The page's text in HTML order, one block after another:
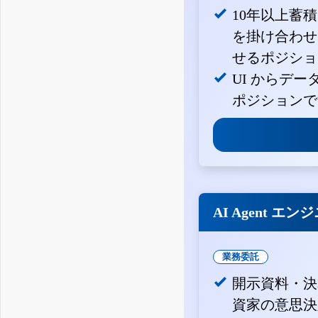
10年以上蓄
を掛け合わ
せるポジシ
UI からデー
ポジション
AI Agent エンジ
業務委託
開示資料・
資家の意思